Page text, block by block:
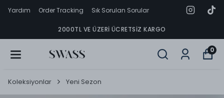
Yardım Order Tracking Sık Sorulan Sorular
2000TL VE ÜZERI ÜCRETSIZ KARGO
0
Koleksiyonlar Yeni Sezon